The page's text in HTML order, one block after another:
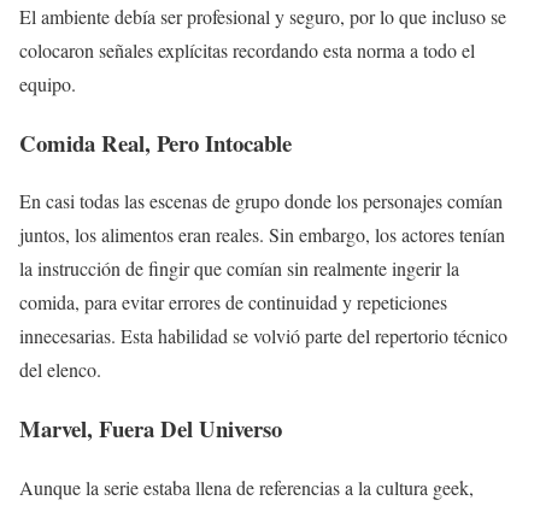
El ambiente debía ser profesional y seguro, por lo que incluso se
colocaron señales explícitas recordando esta norma a todo el
equipo.
Comida Real, Pero Intocable
En casi todas las escenas de grupo donde los personajes comían
juntos, los alimentos eran reales. Sin embargo, los actores tenían
la instrucción de fingir que comían sin realmente ingerir la
comida, para evitar errores de continuidad y repeticiones
innecesarias. Esta habilidad se volvió parte del repertorio técnico
del elenco.
Marvel, Fuera Del Universo
Aunque la serie estaba llena de referencias a la cultura geek,